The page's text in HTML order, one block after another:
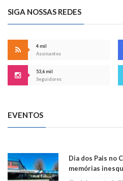
SIGA NOSSAS REDES
4 mil
Assinantes
53,6 mil
Seguidores
EVENTOS
Dia dos Pais no
memórias